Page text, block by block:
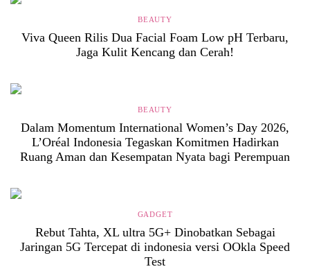
BEAUTY
Viva Queen Rilis Dua Facial Foam Low pH Terbaru,
Jaga Kulit Kencang dan Cerah!
BEAUTY
Dalam Momentum International Women’s Day 2026,
L’Oréal Indonesia Tegaskan Komitmen Hadirkan
Ruang Aman dan Kesempatan Nyata bagi Perempuan
GADGET
Rebut Tahta, XL ultra 5G+ Dinobatkan Sebagai
Jaringan 5G Tercepat di indonesia versi OOkla Speed
Test